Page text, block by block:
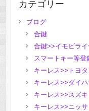
カテゴリー
ブログ
合鍵
合鍵>>イモビラ
スマートキー等登
キーレス>>トヨ
キーレス>>ダイ
キーレス>>スズ
キーレス>>ニッ